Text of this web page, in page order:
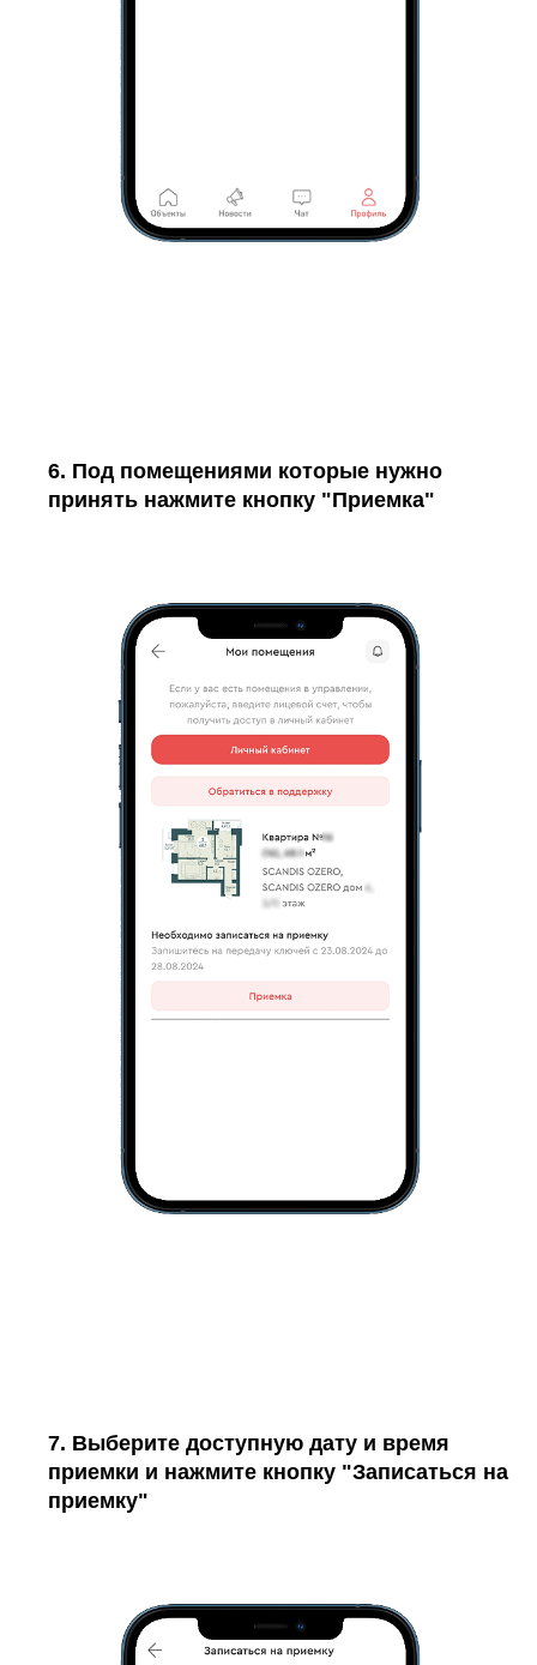
6. Под помещениями которые нужно
принять нажмите кнопку "Приемка"
7. Выберите доступную дату и время
приемки и нажмите кнопку "Записаться на
приемку"